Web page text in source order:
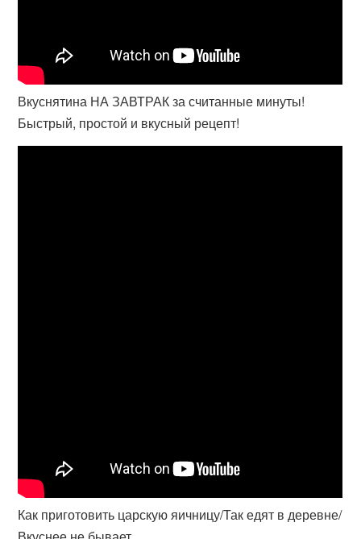
Вкуснятина НА ЗАВТРАК за считанные минуты!
Быстрый, простой и вкусный рецепт!
Как приготовить царскую яичницу/Так едят в деревне/